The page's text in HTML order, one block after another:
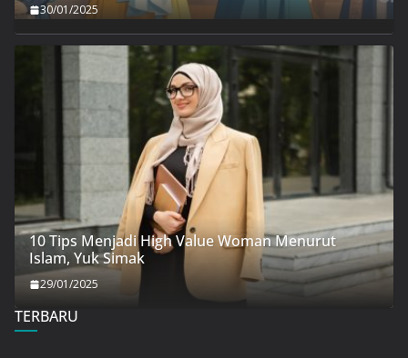
30/01/2025
10 Tips Menjadi High Value Woman Menurut
Islam, Yuk Simak
29/01/2025
TERBARU